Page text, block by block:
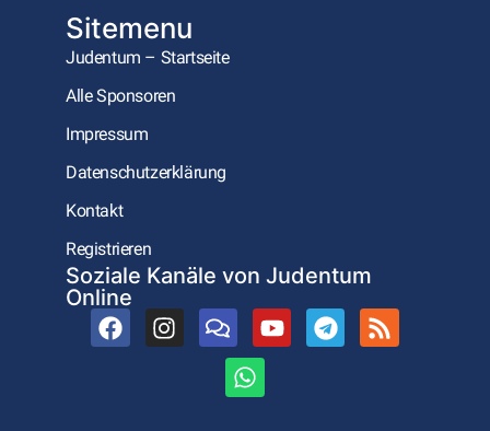
Sitemenu
Judentum – Startseite
Alle Sponsoren
Impressum
Datenschutzerklärung
Kontakt
Registrieren
Soziale Kanäle von Judentum
Online